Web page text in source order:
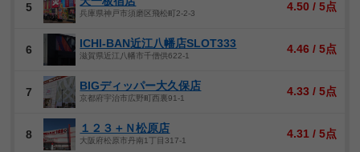
5 兵庫県神戸市須磨区飛松町2-2-3
4.50 / 5点
6 ICHI-BAN近江八幡店SLOT333
滋賀県近江八幡市千僧供622-1
4.46 / 5点
7 BIGディッパー大久保店
京都府宇治市広野町西裏91-1
4.33 / 5点
8 １２３＋Ｎ松原店
大阪府松原市丹南1丁目317-1
4.31 / 5点